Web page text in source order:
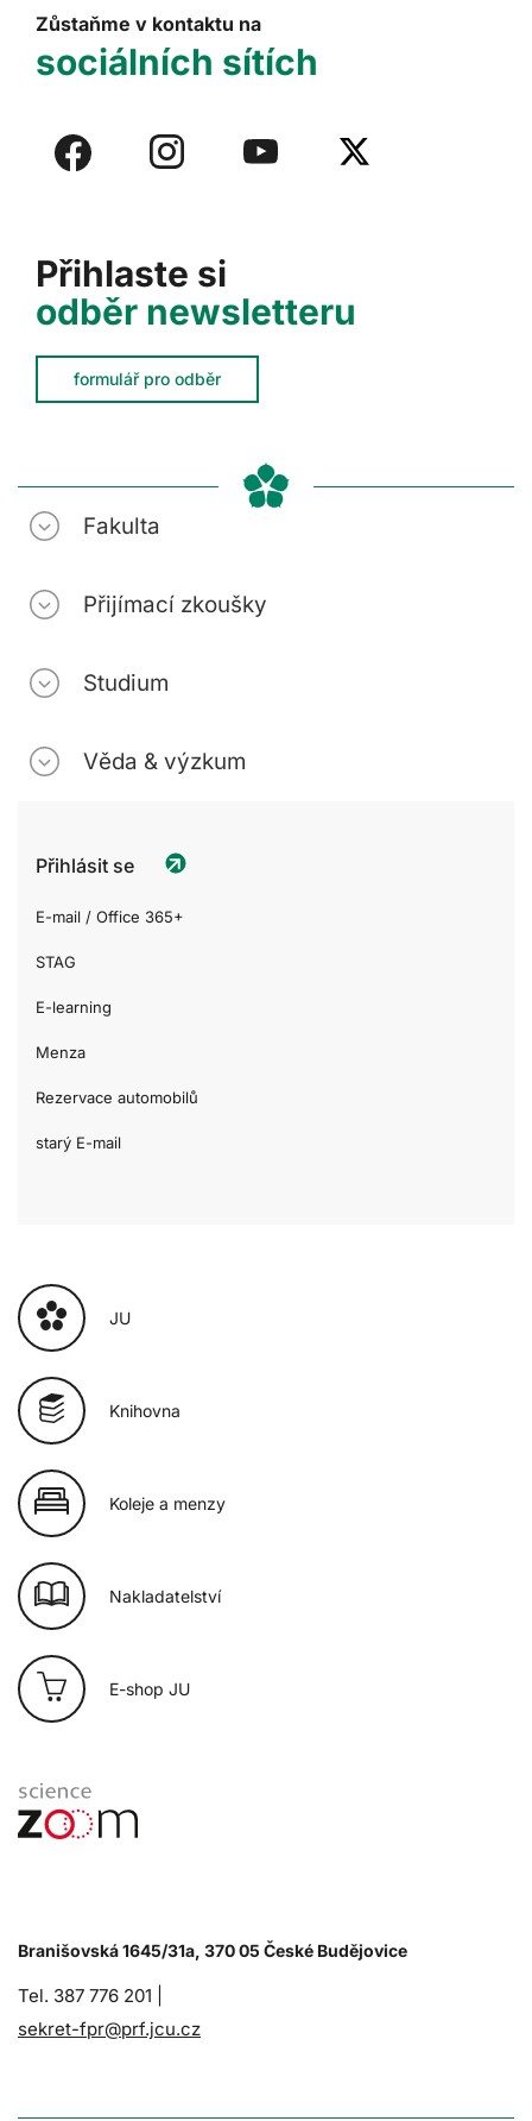
Přihlaste si
odběr newsletteru
formulář pro odběr
Zůstaňme v kontaktu na
sociálních sítích
Fakulta
Přijímací zkoušky
Studium
Věda & výzkum
Přihlásit se
E-mail / Office 365+
STAG
E-learning
Menza
Rezervace automobilů
starý E-mail
JU
Knihovna
Koleje a menzy
Nakladatelství
E-shop JU
Branišovská 1645/31a, 370 05 České Budějovice
Tel. 387 776 201 |
sekret-fpr@prf.jcu.cz